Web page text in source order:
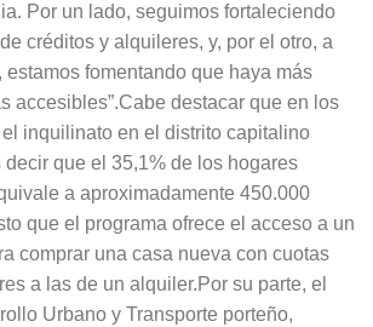
Por un lado, seguimos fortaleciendo
créditos y alquileres, y, por el otro, a
estamos fomentando que haya más
accesibles”.Cabe destacar que en los
inquilinato en el distrito capitalino
decir que el 35,1% de los hogares
a aproximadamente 450.000
que el programa ofrece el acceso a un
comprar una casa nueva con cuotas
a las de un alquiler.Por su parte, el
Urbano y Transporte porteño,